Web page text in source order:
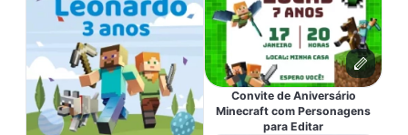
Convite de Aniversário
Minecraft com Personagens
para Editar